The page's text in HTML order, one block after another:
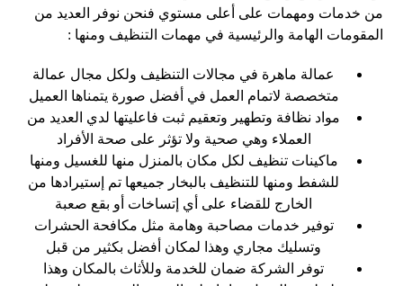
من خدمات ومهمات على أعلى مستوي فنحن نوفر العديد من
المقومات الهامة والرئيسية في مهمات التنظيف ومنها :
عمالة ماهرة في مجالات التنظيف ولكل مجال عمالة
متخصصة لاتمام العمل في أفضل صورة يتمناها العميل
مواد نظافة وتطهير وتعقيم ثبت فاعليتها لدي العديد من
العملاء وهي صحية ولا تؤثر على صحة الأفراد
ماكينات تنظيف لكل مكان بالمنزل منها للغسيل ومنها
للشفط ومنها للتنظيف بالبخار جميعها تم إستيرادها من
الخارج للقضاء على أي إتساخات أو بقع صعبة
توفير خدمات مصاحبة وهامة مثل مكافحة الحشرات
وتسليك مجاري وهذا لمكان أفضل بكثير من قبل
توفر الشركة ضمان للخدمة وللأثاث بالمكان وهذا